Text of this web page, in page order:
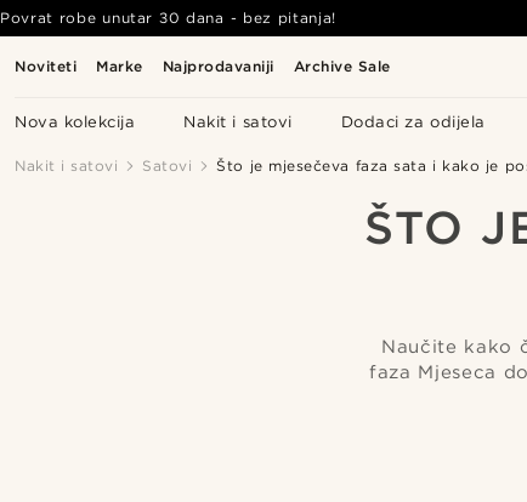
Noviteti Marke Najprodavaniji Archive Sale
Nova kolekcija Nakit i satovi Dodaci za odijela
Povrat robe unutar 30 dana - bez pitanja!
Nakit i satovi Satovi Što je mjesečeva faza sata i kako je
ŠTO
Naučite kako
faza Mjeseca